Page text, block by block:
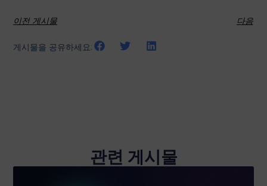
이전 게시물 다음
게시물을 공유하세요:
관련 게시물